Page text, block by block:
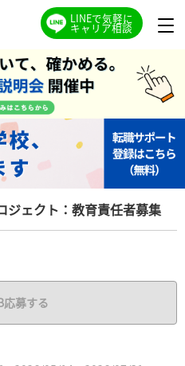
LINEで気軽に
キャリア相談
ジェクト：教育責任者募集
応募する